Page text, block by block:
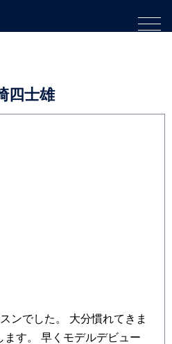
四士雄
ンでした。 大分慣れてきま
ます。 早くモデルデビュー